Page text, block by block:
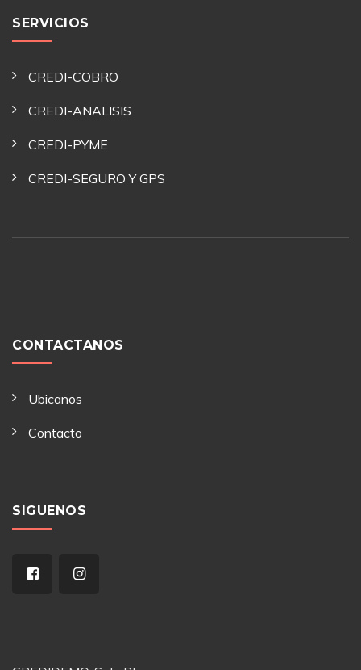
SERVICIOS
CREDI-COBRO
CREDI-ANALISIS
CREDI-PYME
CREDI-SEGURO Y GPS
CONTACTANOS
Ubicanos
Contacto
SIGUENOS